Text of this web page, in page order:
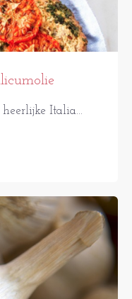
Italia...